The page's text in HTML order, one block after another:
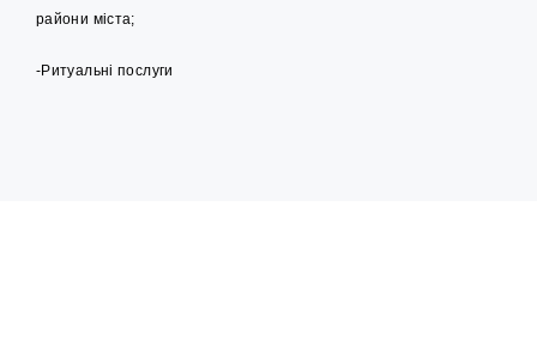
райони міста;
-Ритуальні послуги